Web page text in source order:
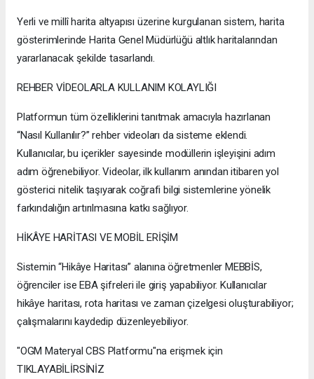
Yerli ve millî harita altyapısı üzerine kurgulanan sistem, harita
gösterimlerinde Harita Genel Müdürlüğü altlık haritalarından
yararlanacak şekilde tasarlandı.
REHBER VİDEOLARLA KULLANIM KOLAYLIĞI
Platformun tüm özelliklerini tanıtmak amacıyla hazırlanan
“Nasıl Kullanılır?” rehber videoları da sisteme eklendi.
Kullanıcılar, bu içerikler sayesinde modüllerin işleyişini adım
adım öğrenebiliyor. Videolar, ilk kullanım anından itibaren yol
gösterici nitelik taşıyarak coğrafi bilgi sistemlerine yönelik
farkındalığın artırılmasına katkı sağlıyor.
HİKÂYE HARİTASI VE MOBİL ERİŞİM
Sistemin “Hikâye Haritası” alanına öğretmenler MEBBİS,
öğrenciler ise EBA şifreleri ile giriş yapabiliyor. Kullanıcılar
hikâye haritası, rota haritası ve zaman çizelgesi oluşturabiliyor;
çalışmalarını kaydedip düzenleyebiliyor.
"OGM Materyal CBS Platformu"na erişmek için
TIKLAYABİLİRSİNİZ